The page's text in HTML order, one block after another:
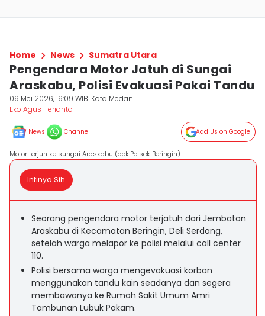
Home News Sumatra Utara
Pengendara Motor Jatuh di Sungai
Araskabu, Polisi Evakuasi Pakai Tandu
09 Mei 2026, 19:09 WIB Kota Medan
Eko Agus Herianto
News Channel Add Us on Google
Motor terjun ke sungai Araskabu (dok.Polsek Beringin)
Intinya Sih
Seorang pengendara motor terjatuh dari Jembatan
Araskabu di Kecamatan Beringin, Deli Serdang,
setelah warga melapor ke polisi melalui call center
110.
Polisi bersama warga mengevakuasi korban
menggunakan tandu kain seadanya dan segera
membawanya ke Rumah Sakit Umum Amri
Tambunan Lubuk Pakam.